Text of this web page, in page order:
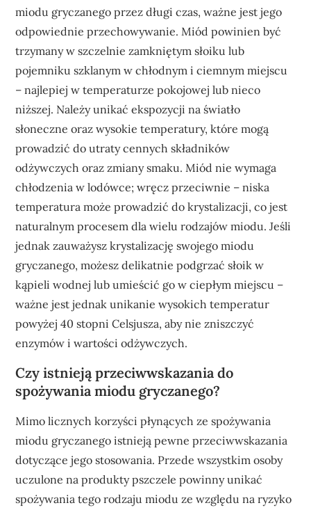
miodu gryczanego przez długi czas, ważne jest jego
odpowiednie przechowywanie. Miód powinien być
trzymany w szczelnie zamkniętym słoiku lub
pojemniku szklanym w chłodnym i ciemnym miejscu
– najlepiej w temperaturze pokojowej lub nieco
niższej. Należy unikać ekspozycji na światło
słoneczne oraz wysokie temperatury, które mogą
prowadzić do utraty cennych składników
odżywczych oraz zmiany smaku. Miód nie wymaga
chłodzenia w lodówce; wręcz przeciwnie – niska
temperatura może prowadzić do krystalizacji, co jest
naturalnym procesem dla wielu rodzajów miodu. Jeśli
jednak zauważysz krystalizację swojego miodu
gryczanego, możesz delikatnie podgrzać słoik w
kąpieli wodnej lub umieścić go w ciepłym miejscu –
ważne jest jednak unikanie wysokich temperatur
powyżej 40 stopni Celsjusza, aby nie zniszczyć
enzymów i wartości odżywczych.
Czy istnieją przeciwwskazania do
spożywania miodu gryczanego?
Mimo licznych korzyści płynących ze spożywania
miodu gryczanego istnieją pewne przeciwwskazania
dotyczące jego stosowania. Przede wszystkim osoby
uczulone na produkty pszczele powinny unikać
spożywania tego rodzaju miodu ze względu na ryzyko